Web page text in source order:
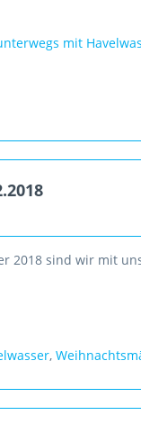
mit
2018 sind wir mit
,